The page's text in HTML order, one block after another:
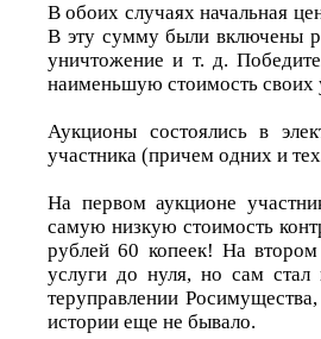
В обоих случаях начальная
В эту сумму были включены
уничтожение и т. д.
наименьшую стоимость своих
Аукционы состоялись в
участника (причем одних и
На первом аукционе
самую низкую стоимость
рублей 60 копеек! На
услуги до нуля, но сам стал
теруправлении
истории еще не бывало.